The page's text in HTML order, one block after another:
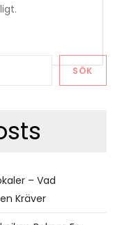
SÖK
– Vad
Kräver